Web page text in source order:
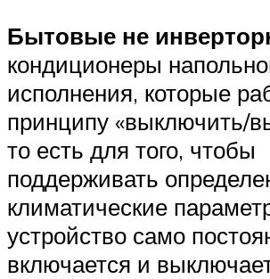
Бытовые не
кондиционеры
исполнения, которые
принципу «выключить/
то есть для того, чтобы
поддерживать
климатические
устройство само
включается и